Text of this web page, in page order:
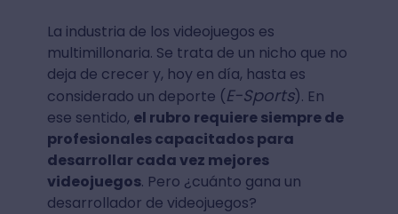
La industria de los videojuegos es
multimillonaria. Se trata de un nicho que no
deja de crecer y, hoy en día, hasta es
considerado un deporte (E-Sports). En
ese sentido, el rubro requiere siempre de
profesionales capacitados para
desarrollar cada vez mejores
videojuegos. Pero ¿cuánto gana un
desarrollador de videojuegos?